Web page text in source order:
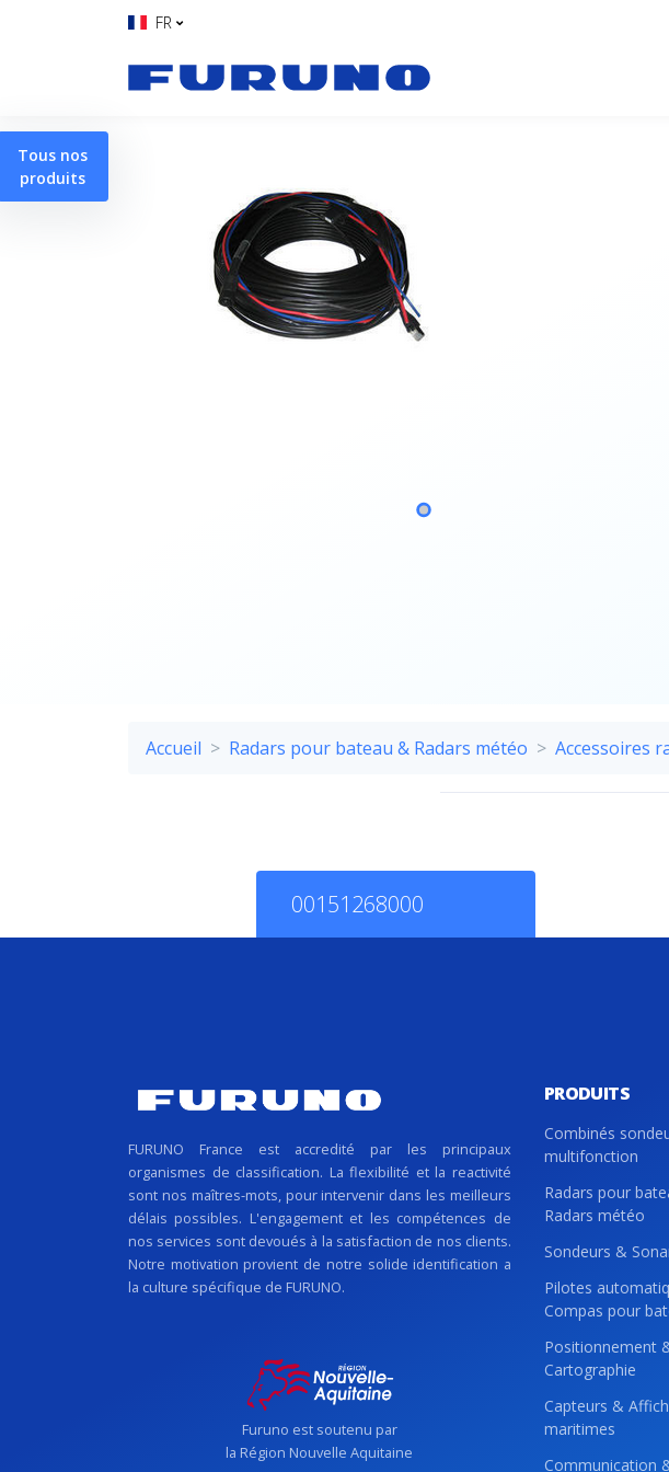
FR
Accueil Radars pour bateau & Radars météo Accessoires
00151268000
FURUNO France est accredité par les principaux
organismes de classification. La flexibilité et la reactivité
sont nos maîtres-mots, pour intervenir dans les meilleurs
délais possibles. L'engagement et les compétences de
nos services sont devoués à la satisfaction de nos clients.
Notre motivation provient de notre solide identification a
la culture spécifique de FURUNO.
Furuno est soutenu par
la Région Nouvelle Aquitaine
PRODUITS
Combinés
multifonction
Radars pour
Radars météo
Sondeurs &
Pilotes
Compas pour
Positionnement
Cartographie
Capteurs &
maritimes
Communication
Tous nos
produits